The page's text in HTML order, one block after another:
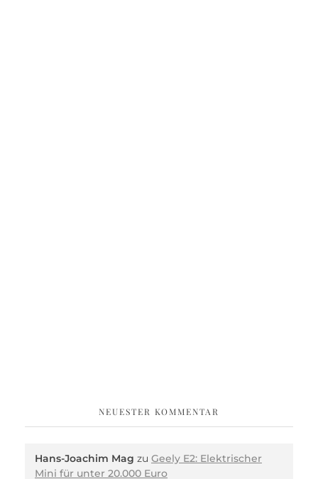
NEUESTER KOMMENTAR
Hans-Joachim Mag zu Geely E2: Elektrischer
Mini für unter 20.000 Euro